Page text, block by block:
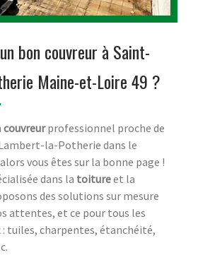
bon couvreur à Saint-
Maine-et-Loire 49 ?
couvreurprofessionnel proche de
la-Potherie dans le
vous êtes sur la bonne page !
dans la toitureet la
des solutions sur mesure
attentes, et ce pour tous les
tuiles, charpentes, étanchéité,